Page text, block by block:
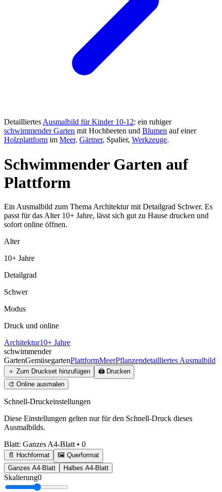
Detailliertes Ausmalbild für Kinder 10-12: ein ruhiger
schwimmender Garten mit Hochbeeten und Blumen auf einer
Holzplattform im Meer. Gärtner, Spalier, Werkzeuge.
Schwimmender Garten auf
Plattform
Ein Ausmalbild zum Thema Architektur mit Detailgrad Schwer. Es
passt für das Alter 10+ Jahre, lässt sich gut zu Hause drucken und
sofort online öffnen.
Alter
10+ Jahre
Detailgrad
Schwer
Modus
Druck und online
Architektur10+ Jahre
schwimmender
GartenGemüsegartenPlattformMeerPflanzendetailliertes Ausmalbild
＋ Zum Druckset hinzufügen 🖨️ Drucken
🎨 Online ausmalen
Schnell-Druckeinstellungen
Diese Einstellungen gelten nur für den Schnell-Druck dieses
Ausmalbilds.
Blatt: Ganzes A4-Blatt • 0
📄 Hochformat
🖼️ Querformat
Ganzes A4-Blatt
Halbes A4-Blatt
Skalierung0